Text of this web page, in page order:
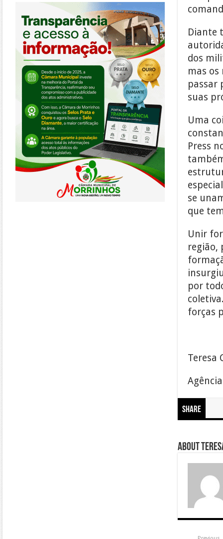
Diante
dos
mas
passar
suas
Uma
Press
se
que
Unir
região,
por
forças
Teresa
Share
About
https://morrinhos.go.leg.br/